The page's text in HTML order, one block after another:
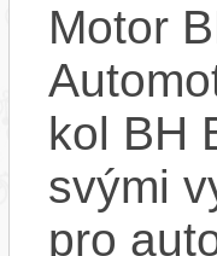
Motor
kol BH
svými
pro